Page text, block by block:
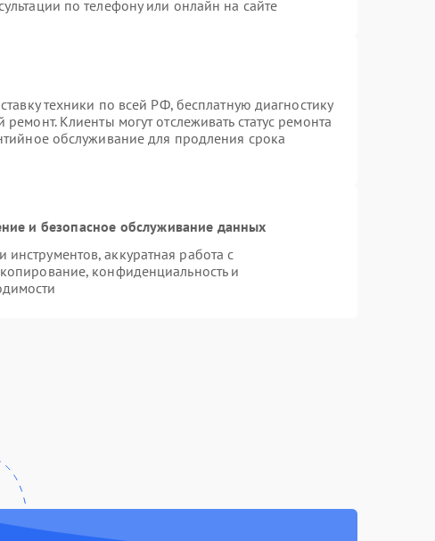
по телефону или онлайн на сайте
техники по всей РФ, бесплатную диагностику
Клиенты могут отслеживать статус ремонта
обслуживание для продления срока
и безопасное обслуживание данных
аккуратная работа с
конфиденциальность и